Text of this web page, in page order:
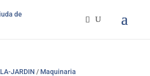
JARDIN / Maquinaria